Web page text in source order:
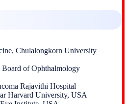
Chulalongkorn University
of Ophthalmology
Rajavithi Hospital
Harvard University, USA